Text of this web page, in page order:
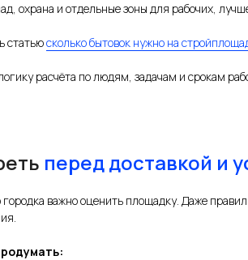
охрана и отдельные зоны для рабочих,
статьюсколько бытовок нужно на
расчёта по людям, задачам и срокам
перед доставкой и
важно оценить площадку. Даже